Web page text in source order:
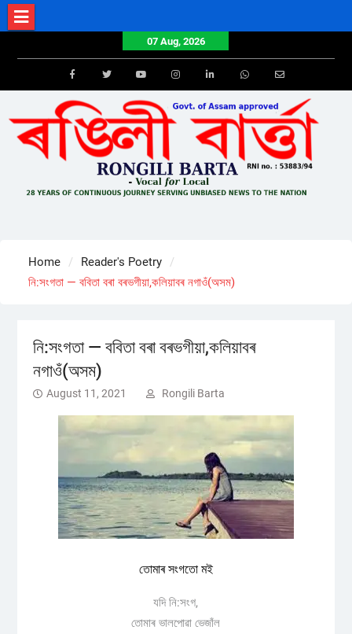
Skip
to
07 Aug, 2026
FacebookTwitterYoutube Email
Home
Reader's Poetry
নি:সংগতা — ববিতা বৰা বৰভগীয়া,কলিয়াবৰ নগাওঁ(অসম)
নি:সংগতা — ববিতা বৰা বৰভগীয়া,কলিয়াবৰ
নগাওঁ(অসম)
August 11, 2021 Rongili Barta
তোমাৰ সংগতো মই
যদি নি:সংগ,
তোমাৰ ভালপোৱা ভেজাঁল